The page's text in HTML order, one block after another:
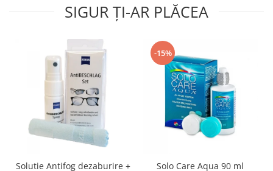
SIGUR ȚI-AR PLĂCEA
Solutie Antifog dezaburire +
-15%
Solo Care Aqua 90 ml